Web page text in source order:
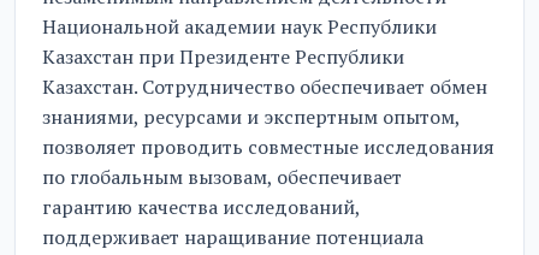
Национальной академии наук Республики
Казахстан при Президенте Республики
Казахстан. Сотрудничество обеспечивает обмен
знаниями, ресурсами и экспертным опытом,
позволяет проводить совместные исследования
по глобальным вызовам, обеспечивает
гарантию качества исследований,
поддерживает наращивание потенциала